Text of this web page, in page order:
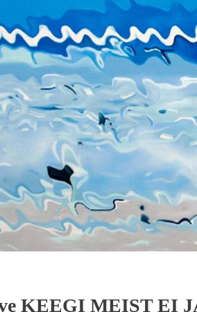
KEEGI MEIST EI